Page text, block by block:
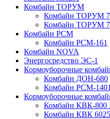
Комбайн ТОРУМ
Комбайн ТОРУМ
Комбайн ТОРУМ
Комбайн РСМ
Комбайн РСМ-161
Комбайн NOVA
Энергосредство ЭС-1
Кормоуборочные
Комбайн ДОН-680
Комбайн РСМ-1401
Кормоуборочные
Комбайн КВК-800
Комбайн КВК